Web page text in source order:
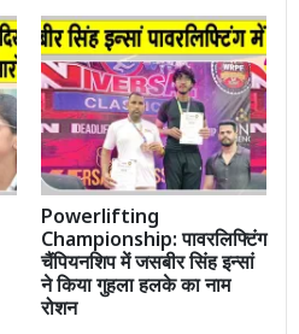
Powerlifting
Championship: पावरलिफ्टिंग
चैंपियनशिप में जसबीर सिंह इन्सां
ने किया गुहला हलके का नाम
रोशन